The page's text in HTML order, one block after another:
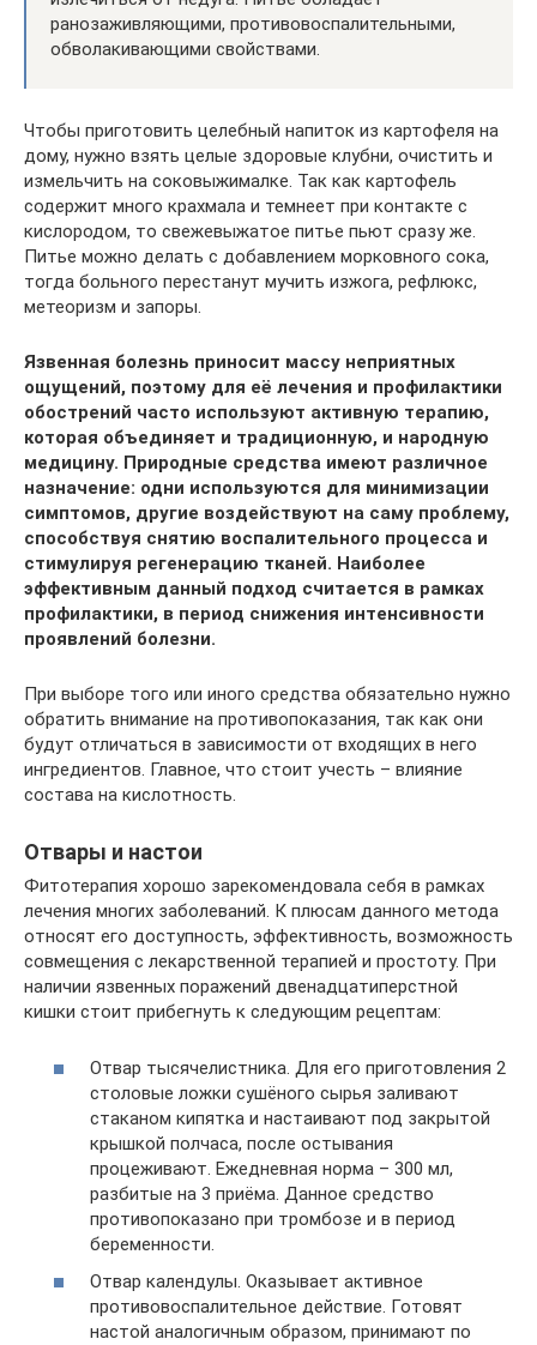
ранозаживляющими, противовоспалительными,
обволакивающими свойствами.
Чтобы приготовить целебный напиток из картофеля на
дому, нужно взять целые здоровые клубни, очистить и
измельчить на соковыжималке. Так как картофель
содержит много крахмала и темнеет при контакте с
кислородом, то свежевыжатое питье пьют сразу же.
Питье можно делать с добавлением морковного сока,
тогда больного перестанут мучить изжога, рефлюкс,
метеоризм и запоры.
Язвенная болезнь приносит массу неприятных
ощущений, поэтому для её лечения и профилактики
обострений часто используют активную терапию,
которая объединяет и традиционную, и народную
медицину. Природные средства имеют различное
назначение: одни используются для минимизации
симптомов, другие воздействуют на саму проблему,
способствуя снятию воспалительного процесса и
стимулируя регенерацию тканей. Наиболее
эффективным данный подход считается в рамках
профилактики, в период снижения интенсивности
проявлений болезни.
При выборе того или иного средства обязательно нужно
обратить внимание на противопоказания, так как они
будут отличаться в зависимости от входящих в него
ингредиентов. Главное, что стоит учесть – влияние
состава на кислотность.
Отвары и настои
Фитотерапия хорошо зарекомендовала себя в рамках
лечения многих заболеваний. К плюсам данного метода
относят его доступность, эффективность, возможность
совмещения с лекарственной терапией и простоту. При
наличии язвенных поражений двенадцатиперстной
кишки стоит прибегнуть к следующим рецептам:
Отвар тысячелистника. Для его приготовления 2
столовые ложки сушёного сырья заливают
стаканом кипятка и настаивают под закрытой
крышкой полчаса, после остывания
процеживают. Ежедневная норма – 300 мл,
разбитые на 3 приёма. Данное средство
противопоказано при тромбозе и в период
беременности.
Отвар календулы. Оказывает активное
противовоспалительное действие. Готовят
настой аналогичным образом, принимают по